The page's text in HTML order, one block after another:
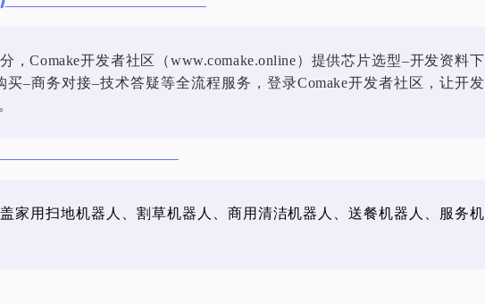
，Comake开发者社区（www.comake.online）提供芯片选型–开发资料下
买–商务对接–技术答疑等全流程服务，登录Comake开发者社区，让开发
家用扫地机器人、割草机器人、商用清洁机器人、送餐机器人、服务机